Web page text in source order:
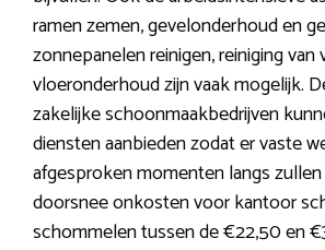
ramen zemen, gevelonderhoud en
zonnepanelen reinigen, reiniging
vloeronderhoud zijn vaak mogelijk.
zakelijke schoonmaakbedrijven
diensten aanbieden zodat er vaste
afgesproken momenten langs
doorsnee onkosten voor kantoor
schommelen tussen de €22,50 en